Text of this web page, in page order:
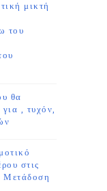
μικτή
του
θα
, τυχόν,
στις
Μετάδοση